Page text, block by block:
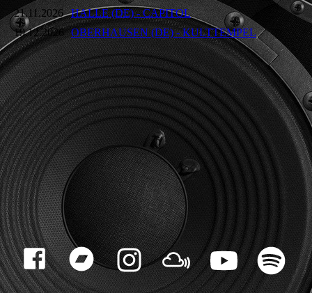
21.11.2026
HALLE (DE) - CAPITOL
19.12.2026 OBERHAUSEN (DE) - KULTTEMPEL